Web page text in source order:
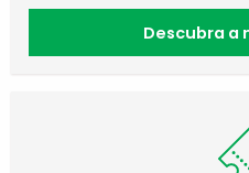
Descubra a